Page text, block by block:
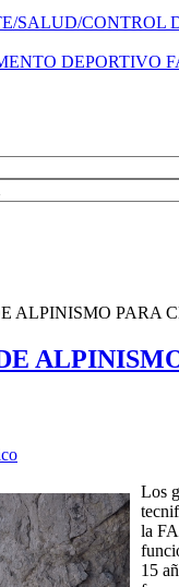
SALUD/CONTROL
DEPORTIVO
ALPINISMO PARA
Los
la
15